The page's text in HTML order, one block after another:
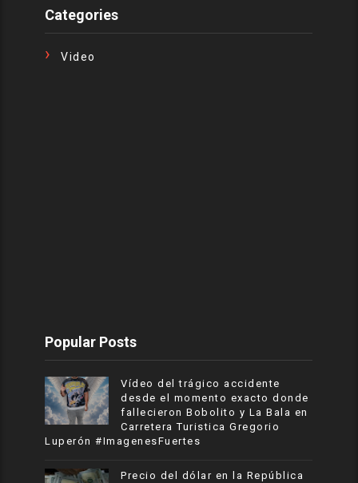
Categories
Video
Popular Posts
Vídeo del trágico accidente
desde el momento exacto donde
fallecieron Bobolito y La Bala en
Carretera Turistica Gregorio
Luperón #ImagenesFuertes
Precio del dólar en la República